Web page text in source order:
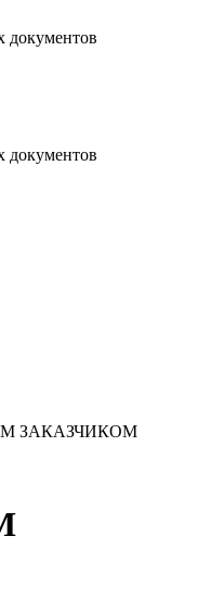
документов
документов
ЗАКАЗЧИКОМ